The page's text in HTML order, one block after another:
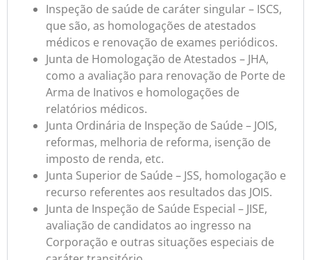
Inspeção de saúde de caráter singular – ISCS,
que são, as homologações de atestados
médicos e renovação de exames periódicos.
Junta de Homologação de Atestados – JHA,
como a avaliação para renovação de Porte de
Arma de Inativos e homologações de
relatórios médicos.
Junta Ordinária de Inspeção de Saúde – JOIS,
reformas, melhoria de reforma, isenção de
imposto de renda, etc.
Junta Superior de Saúde – JSS, homologação e
recurso referentes aos resultados das JOIS.
Junta de Inspeção de Saúde Especial – JISE,
avaliação de candidatos ao ingresso na
Corporação e outras situações especiais de